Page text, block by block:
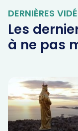
DERNIÈRES
Les
à ne pas